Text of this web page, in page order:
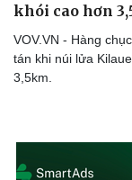
khói cao hơn
VOV.VN - Hàng
tán khi núi lửa
3,5km.